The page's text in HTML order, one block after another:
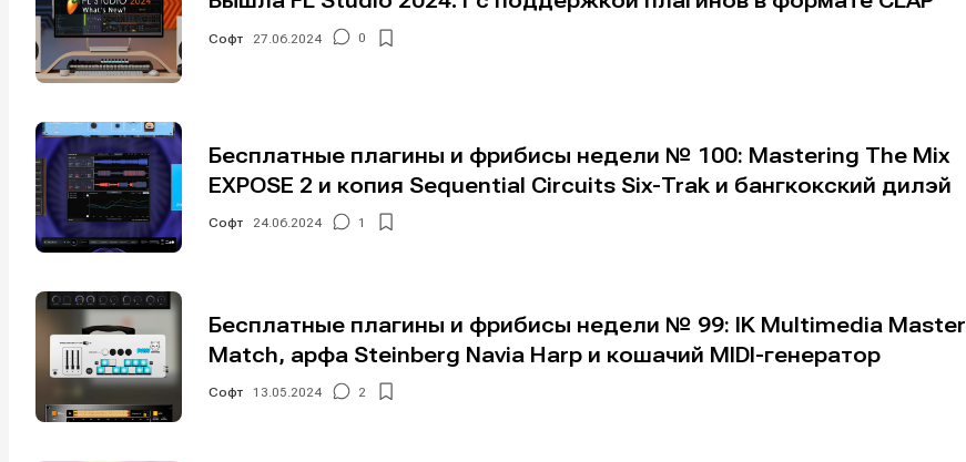
Софт 27.06.2024 0
Бесплатные плагины и фрибисы недели № 100: Mastering The Mix
EXPOSE 2 и копия Sequential Circuits Six-Trak и бангкокский дилэй
Софт 24.06.2024 1
Бесплатные плагины и фрибисы недели № 99: IK Multimedia Master
Match, арфа Steinberg Navia Harp и кошачий MIDI-генератор
Софт 13.05.2024 2